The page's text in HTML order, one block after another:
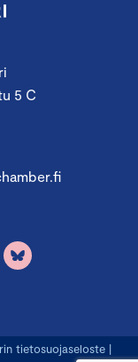
5 C
tietosuojaseloste |